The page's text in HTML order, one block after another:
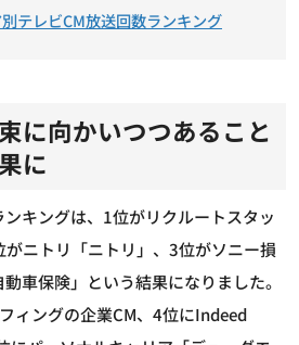
テレビCM放送回数ランキング
に向かいつつあること
に
キングは、1位がリクルートスタッ
がニトリ「ニトリ」、3位がソニー損
車保険」という結果になりました。
ィングの企業CM、4位にIndeed